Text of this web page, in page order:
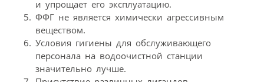
и упрощает его эксплуатацию.
ФФГ не является химически агрессивным
веществом.
Условия гигиены для обслуживающего
персонала на водоочистной станции
значительно лучше.